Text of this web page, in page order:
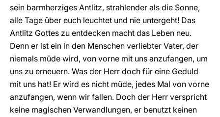
sein barmherziges Antlitz, strahlender als die Sonne,
alle Tage über euch leuchtet und nie untergeht! Das
Antlitz Gottes zu entdecken macht das Leben neu.
Denn er ist ein in den Menschen verliebter Vater, der
niemals müde wird, von vorne mit uns anzufangen, um
uns zu erneuern. Was der Herr doch für eine Geduld
mit uns hat! Er wird es nicht müde, jedes Mal von vorne
anzufangen, wenn wir fallen. Doch der Herr verspricht
keine magischen Verwandlungen, er benutzt keinen